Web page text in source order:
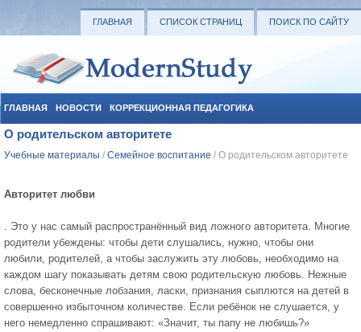
ГЛАВНАЯ СПИСОК СТРАНИЦ ПОИСК ПО САЙТУ
ГЛАВНАЯ НОВОСТИ КОРРЕКЦИОННАЯ ПЕДАГОГИКА
СОЦИАЛЬНАЯ ПЕДАГОГИКА УЧЕБНЫЕ МАТЕРИАЛЫ
О родительском авторитете
Учебные материалы / Семейное воспитание / О родительском авторитете
Авторитет любви
. Это у нас самый распространённый вид ложного авторитета. Многие
родители убеждены: чтобы дети слушались, нужно, чтобы они
любили, родителей, а чтобы заслужить эту любовь, необхо­димо на
каждом шагу показывать детям свою родитель­скую любовь. Нежные
слова, бесконечные лобзания, ласки, признания сыплются на детей в
совершенно избыточном количестве. Если ребёнок не слушается, у
него немедленно спрашивают: «Значит, ты папу не любишь?»